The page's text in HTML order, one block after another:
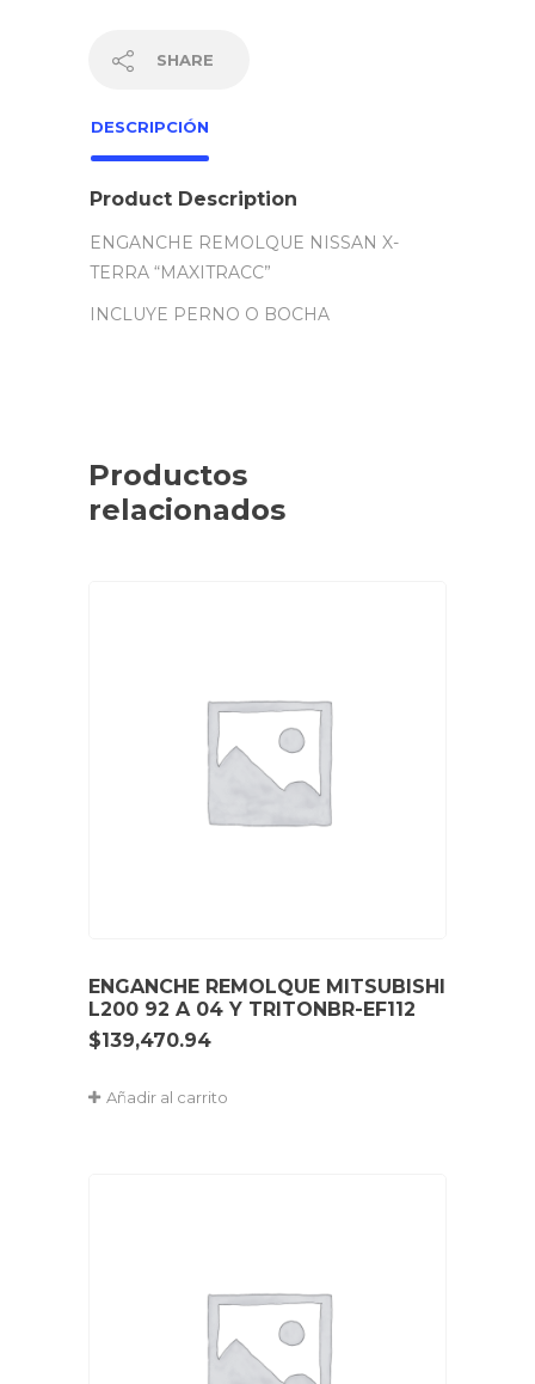
SHARE
DESCRIPCIÓN
Product Description
ENGANCHE REMOLQUE NISSAN X-
TERRA “MAXITRACC”
INCLUYE PERNO O BOCHA
Productos
relacionados
ENGANCHE REMOLQUE MITSUBISHI
L200 92 A 04 Y TRITONBR-EF112
$139,470.94
Añadir al carrito